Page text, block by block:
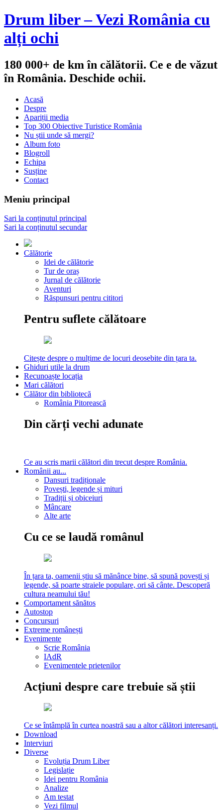
Drum liber – Vezi România cu
alți ochi
180 000+ de km în călătorii. Ce e de văzut
în România. Deschide ochii.
Acasă
Despre
Apariții media
Top 300 Obiective Turistice România
Nu știi unde să mergi?
Album foto
Blogroll
Echipa
Susține
Contact
Meniu principal
Sari la conținutul principal
Sari la conținutul secundar
Călătorie
Idei de călătorie
Tur de oraș
Jurnal de călătorie
Aventuri
Răspunsuri pentru cititori
Pentru suflete călătoare
Citește despre o mulțime de locuri deosebite din țara ta.
Ghiduri utile la drum
Recunoaște locația
Mari călători
Călător din bibliotecă
România Pitorească
Din cărți vechi adunate
Ce au scris marii călători din trecut despre România.
Românii au...
Dansuri tradiționale
Povești, legende și mituri
Tradiții și obiceiuri
Mâncare
Alte arte
Cu ce se laudă românul
În țara ta, oamenii știu să mănânce bine, să spună povești și
legende, să poarte straiele populare, ori să cânte. Descoperă
cultura neamului tău!
Comportament sănătos
Autostop
Concursuri
Extreme românești
Evenimente
Scrie România
IAdR
Evenimentele prietenilor
Acțiuni despre care trebuie să știi
Ce se întâmplă în curtea noastră sau a altor călători interesanți.
Download
Interviuri
Diverse
Evoluția Drum Liber
Legislație
Idei pentru România
Analize
Am testat
Vezi filmul